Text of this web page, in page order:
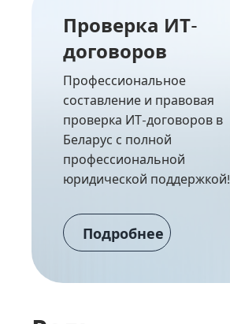
Проверка ИТ-
договоров
Профессиональное
составление и правовая
проверка ИТ-договоров в
Беларус с полной
профессиональной
юридической поддержкой!
Подробнее